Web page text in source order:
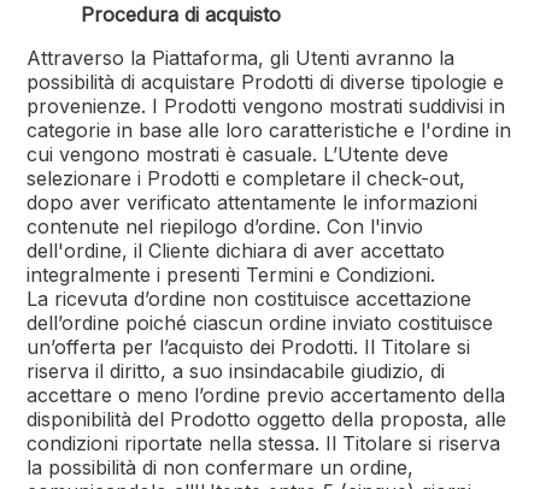
Procedura di acquisto
Attraverso la Piattaforma, gli Utenti avranno la
possibilità di acquistare Prodotti di diverse tipologie e
provenienze. I Prodotti vengono mostrati suddivisi in
categorie in base alle loro caratteristiche e l'ordine in
cui vengono mostrati è casuale. L’Utente deve
selezionare i Prodotti e completare il check-out,
dopo aver verificato attentamente le informazioni
contenute nel riepilogo d’ordine. Con l'invio
dell'ordine, il Cliente dichiara di aver accettato
integralmente i presenti Termini e Condizioni.
La ricevuta d’ordine non costituisce accettazione
dell’ordine poiché ciascun ordine inviato costituisce
un’offerta per l’acquisto dei Prodotti. Il Titolare si
riserva il diritto, a suo insindacabile giudizio, di
accettare o meno l’ordine previo accertamento della
disponibilità del Prodotto oggetto della proposta, alle
condizioni riportate nella stessa. Il Titolare si riserva
la possibilità di non confermare un ordine,